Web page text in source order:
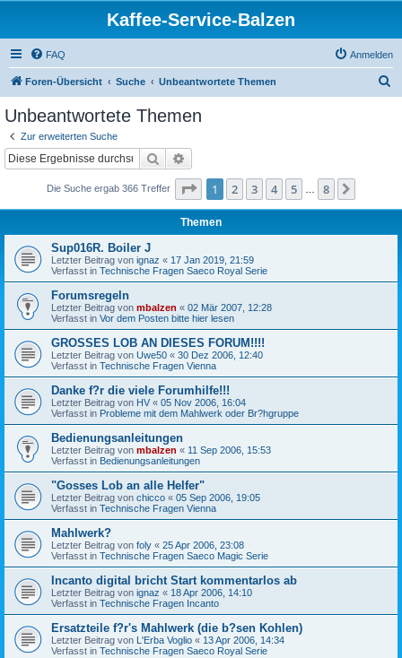
Kaffee-Service-Balzen
FAQ Anmelden
Foren-Übersicht Suche Unbeantwortete Themen
Unbeantwortete Themen
Zur erweiterten Suche
Suche
Die Suche ergab 366 Treffer Seite 1von
1 2 3 4 5 8
Themen
Sup016R. Boiler J
Letzter Beitrag von ignaz « 17 Jan 2019, 21:59
Verfasst in Technische Fragen Saeco Royal Serie
Forumsregeln
Letzter Beitrag von mbalzen « 02 Mär 2007, 12:28
Verfasst in Vor dem Posten bitte hier lesen
GROSSES LOB AN DIESES FORUM!!!!
Letzter Beitrag von Uwe50 « 30 Dez 2006, 12:40
Verfasst in Technische Fragen Vienna
Danke f?r die viele Forumhilfe!!!
Letzter Beitrag von HV « 05 Nov 2006, 16:04
Verfasst in Probleme mit dem Mahlwerk oder Br?hgruppe
Bedienungsanleitungen
Letzter Beitrag von mbalzen « 11 Sep 2006, 15:53
Verfasst in Bedienungsanleitungen
"Gosses Lob an alle Helfer"
Letzter Beitrag von chicco « 05 Sep 2006, 19:05
Verfasst in Technische Fragen Vienna
Mahlwerk?
Letzter Beitrag von foly « 25 Apr 2006, 23:08
Verfasst in Technische Fragen Saeco Magic Serie
Incanto digital bricht Start kommentarlos ab
Letzter Beitrag von ignaz « 18 Apr 2006, 14:10
Verfasst in Technische Fragen Incanto
Ersatzteile f?r's Mahlwerk (die b?sen Kohlen)
Letzter Beitrag von L'Erba Voglio « 13 Apr 2006, 14:34
Verfasst in Technische Fragen Saeco Royal Serie